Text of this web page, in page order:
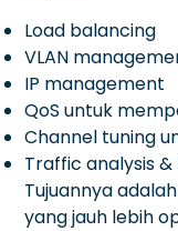
Load balancing
VLAN
IP management
QoS untuk
Channel tuning
Traffic analysis
Tujuannya
yang jauh lebih